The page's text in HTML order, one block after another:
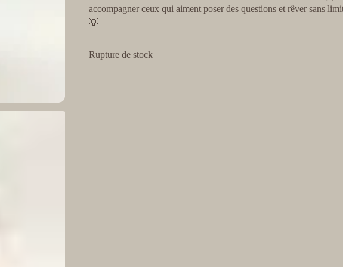
accompagner ceux qui aiment poser des questions et rêver sans
💡
Rupture de stock